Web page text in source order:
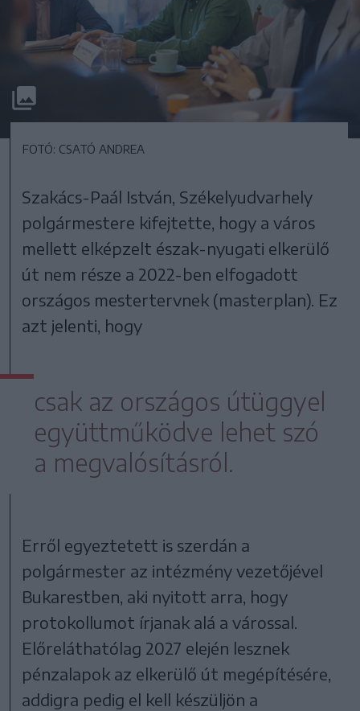
FOTÓ: CSATÓ ANDREA
Szakács-Paál István, Székelyudvarhely
polgármestere kifejtette, hogy a város
mellett elképzelt észak-nyugati elkerülő
út nem része a 2022-ben elfogadott
országos mestertervnek (masterplan). Ez
azt jelenti, hogy
csak az országos útüggyel
együttműködve lehet szó
a megvalósításról.
Erről egyeztetett is szerdán a
polgármester az intézmény vezetőjével
Bukarestben, aki nyitott arra, hogy
protokollumot írjanak alá a várossal.
Előreláthatólag 2027 elején lesznek
pénzalapok az elkerülő út megépítésére,
addigra pedig el kell készüljön a